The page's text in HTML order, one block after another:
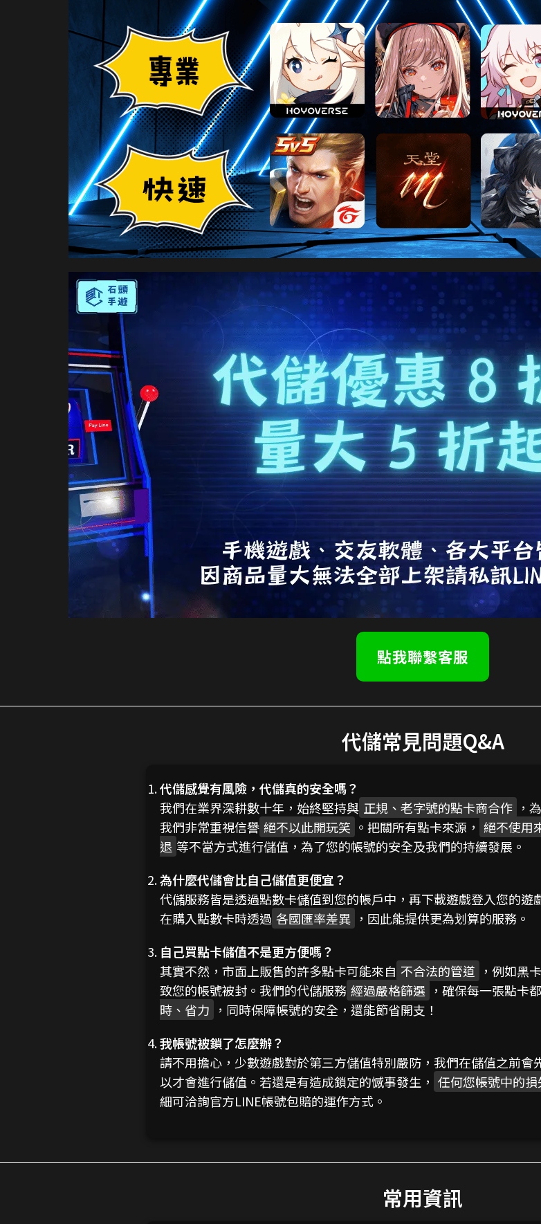
點我聯繫客服
代儲常見問題Q&A
代儲感覺有風險，代儲真的安全嗎？
我們在業界深耕數十年，始終堅持與 正規、老字號的點卡商合作 ，
我們非常重視信譽 絕不以此開玩笑 。把關所有點卡來源， 絕不使用
退 等不當方式進行儲值，為了您的帳號的安全及我們的持續發展。
為什麼代儲會比自己儲值更便宜？
代儲服務皆是透過點數卡儲值到您的帳戶中，再下載遊戲登入您的遊
在購入點數卡時透過 各國匯率差異 ，因此能提供更為划算的服務。
自己買點卡儲值不是更方便嗎？
其實不然，市面上販售的許多點卡可能來自 不合法的管道 ，例如黑
致您的帳號被封。我們的代儲服務 經過嚴格篩選 ，確保每一張點卡
時、省力 ，同時保障帳號的安全，還能節省開支！
我帳號被鎖了怎麼辦？
請不用擔心，少數遊戲對於第三方儲值特別嚴防，我們在儲值之前會
以才會進行儲值。若還是有造成鎖定的憾事發生， 任何您帳號中的
細可洽詢官方LINE帳號包賠的運作方式。
常用資訊